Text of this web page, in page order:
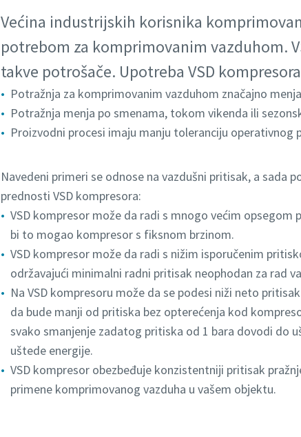
Većina industrijskih korisnika
potrebom za komprimovanim vazduhom.
takve potrošače. Upotreba VSD
Potražnja za komprimovanim vazduhom značajno
Potražnja menja po smenama, tokom vikenda ili
Proizvodni procesi imaju manju toleranciju operativnog
Navedeni primeri se odnose na vazdušni pritisak, a sada
prednosti VSD kompresora:
VSD kompresor može da radi s mnogo većim opsegom
bi to mogao kompresor s fiksnom brzinom.
VSD kompresor može da radi s nižim isporučenim
održavajući minimalni radni pritisak neophodan za rad
Na VSD kompresoru može da se podesi niži neto
da bude manji od pritiska bez opterećenja kod
svako smanjenje zadatog pritiska od 1 bara dovodi do
uštede energije.
VSD kompresor obezbeđuje konzistentniji pritisak
primene komprimovanog vazduha u vašem objektu.